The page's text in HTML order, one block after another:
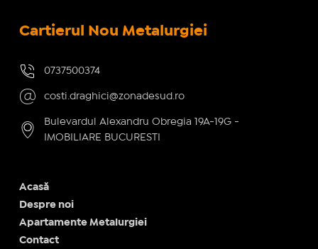
Cartierul Nou Metalurgiei
0737500374
costi.draghici@zonadesud.ro
Bulevardul Alexandru Obregia 19A-19G -
IMOBILIARE BUCURESTI
Acasă
Despre noi
Apartamente Metalurgiei
Contact